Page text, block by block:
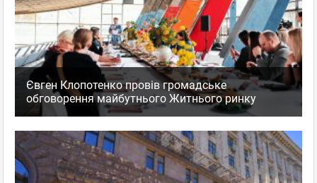
Євген Клопотенко провів громадське
обговорення майбутнього Житнього ринку